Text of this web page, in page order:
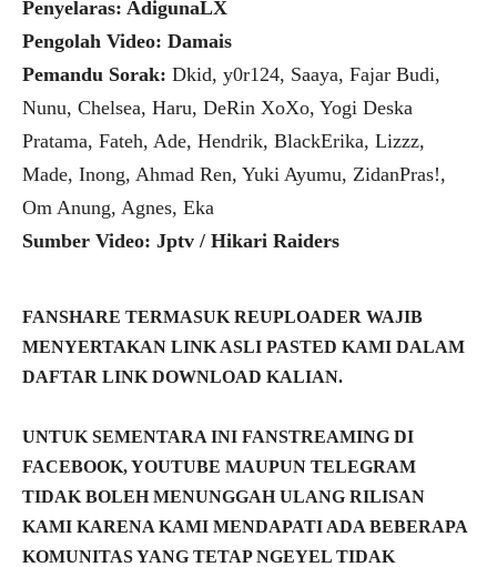
Penyelaras: AdigunaLX
Pengolah Video: Damais
Pemandu Sorak: Dkid, y0r124, Saaya, Fajar Budi,
Nunu, Chelsea, Haru, DeRin XoXo, Yogi Deska
Pratama, Fateh, Ade, Hendrik, BlackErika, Lizzz,
Made, Inong, Ahmad Ren, Yuki Ayumu, ZidanPras!,
Om Anung, Agnes, Eka
Sumber Video: Jptv / Hikari Raiders
FANSHARE TERMASUK REUPLOADER WAJIB
MENYERTAKAN LINK ASLI PASTED KAMI DALAM
DAFTAR LINK DOWNLOAD KALIAN.
UNTUK SEMENTARA INI FANSTREAMING DI
FACEBOOK, YOUTUBE MAUPUN TELEGRAM
TIDAK BOLEH MENUNGGAH ULANG RILISAN
KAMI KARENA KAMI MENDAPATI ADA BEBERAPA
KOMUNITAS YANG TETAP NGEYEL TIDAK